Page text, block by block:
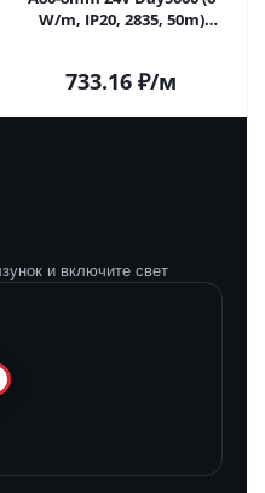
W/m, IP20, 2835, 50m)
733.16 ₽/м
и включите свет